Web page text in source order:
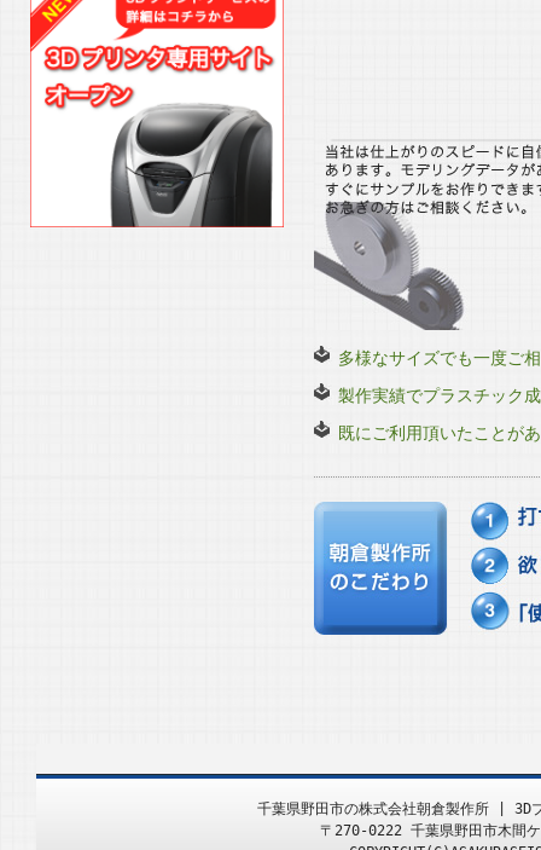
■2019/ 9/19 関
塩ビ成形・３Ｄ
■2019/ 6/12 さ
各３Ｄプリンタ
■2019/ 2/19 つ
各３Ｄプリンタ造
各３Ｄプリンタ造
■2018/ 9/12,13
試作・造形・成形
■2018/ 2/26 春
多様なサイズでも一度ご
製作実績でプラスチック
既にご利用頂いたことが
千葉県野田市の株式会社朝倉製作所 | 3D
〒270-0222 千葉県野田市木